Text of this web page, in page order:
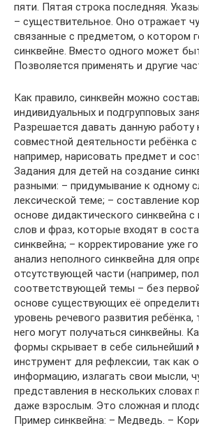
пяти. Пятая строка последняя.
– существительное. Оно отражает
связанные с предметом, о котором
синквейне. Вместо одного может
Позволяется применять и другие
Как правило, синквейн можно
индивидуальных и подгрупповых
Разрешается давать данную работу
совместной деятельности ребёнка
например, нарисовать предмет и
Задания для детей на создание
разными: – придумывание к одному
лексической теме; – составление
основе дидактического синквейна с
слов и фраз, которые входят в
синквейна; – корректирование уже
анализ неполного синквейна для
отсутствующей части (например,
соответствующей темы – без
основе существующих её
уровень речевого развития ребёнка,
него могут получаться синквейны.
формы скрывает в себе сильнейший
инструмент для рефлексии, так как
информацию, излагать свои мысли,
представления в нескольких словах
даже взрослым. Это сложная и
Пример синквейна: – Медведь. –